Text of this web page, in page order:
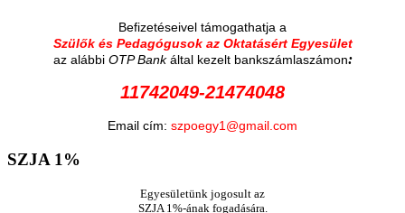
Befizetéseivel támogathatja a
Szülők és Pedagógusok az Oktatásért Egyesület
az alábbi OTP Bankáltal kezelt bankszámlaszámon:
11742049-21474048
Email cím: szpoegy1@gmail.com
SZJA1%
Egyesületünk jogosult az
SZJA 1%-ának fogadására.